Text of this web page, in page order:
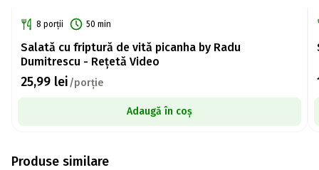
8 porții 50 min
Salată cu friptură de vită picanha by Radu
Dumitrescu - Rețetă Video
25,99 lei/porție
Adaugă în coș
Produse similare